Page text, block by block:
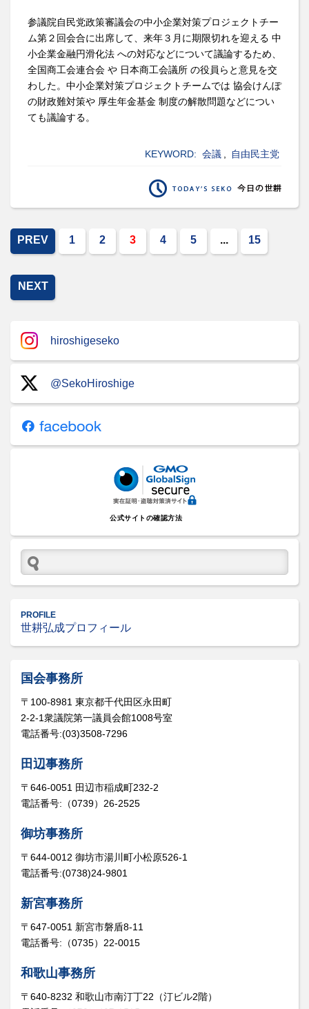
参議院自民党政策審議会の中小企業対策プロジェクトチー
ム第２回会合に出席して、来年３月に期限切れを迎える 中
小企業金融円滑化法 への対応などについて議論するため、
全国商工会連合会 や 日本商工会議所 の役員らと意見を交
わした。中小企業対策プロジェクトチームでは 協会けんぽ
の財政難対策や 厚生年金基金 制度の解散問題などについ
ても議論する。
KEYWORD: 会議 自由民主党
PREV 1 2 3 4 5 ... 15
NEXT
hiroshigeseko
@SekoHiroshige
公式サイトの確認方法
PROFILE
世耕弘成プロフィール
国会事務所
〒100-8981 東京都千代田区永田町
2-2-1衆議院第一議員会館1008号室
電話番号:(03)3508-7296
田辺事務所
〒646-0051 田辺市稲成町232-2
電話番号:（0739）26-2525
御坊事務所
〒644-0012 御坊市湯川町小松原526-1
電話番号:(0738)24-9801
新宮事務所
〒647-0051 新宮市磐盾8-11
電話番号:（0735）22-0015
和歌山事務所
〒640-8232 和歌山市南汀丁22（汀ビル2階）